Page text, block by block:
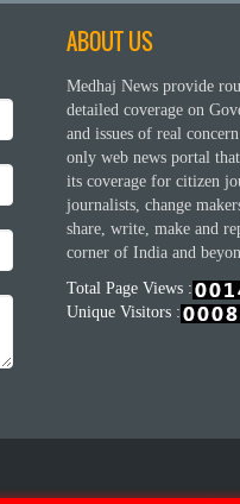
ABOUT US
Medhaj News provide
detailed coverage on
and issues of real
only web news portal
its coverage for citizen
journalists, change
share, write, make and
corner of India and
Total Page Views :
Unique Visitors :